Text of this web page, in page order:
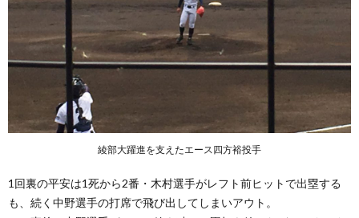
綾部大躍進を支えたエース四方裕投手
1回裏の平安は1死から2番・木村選手がレフト前ヒットで出塁する
も、続く中野選手の打席で飛び出してしまいアウト。